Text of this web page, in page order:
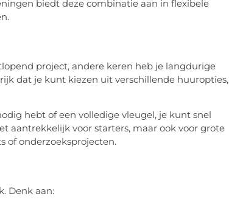
biedt deze combinatie aan in flexibele
project, andere keren heb je langdurige
dat je kunt kiezen uit verschillende huuropties,
hebt of een volledige vleugel, je kunt snel
aantrekkelijk voor starters, maar ook voor grote
of onderzoeksprojecten.
Denk aan: